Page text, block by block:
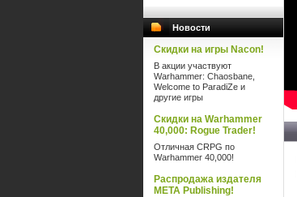
Новости
Скидки на игры Nacon!
В акции участвуют
Warhammer: Chaosbane,
Welcome to ParadiZe и
другие игры
Скидки на Warhammer
40,000: Rogue Trader!
Отличная CRPG по
Warhammer 40,000!
Распродажа издателя
META Publishing!